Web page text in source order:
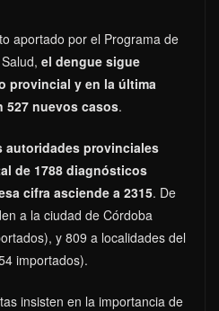
aportado por el Programa de
el dengue sigue
provincial y en la última
527 nuevos casos.
autoridades provinciales
de 1788 diagnósticos
cifra asciende a 2315. De
a la ciudad de Córdoba
y 809 a localidades del
importados).
insisten en la importancia de